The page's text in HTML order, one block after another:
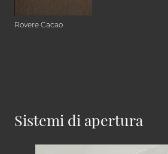
Rovere Cacao
Sistemi di apertura